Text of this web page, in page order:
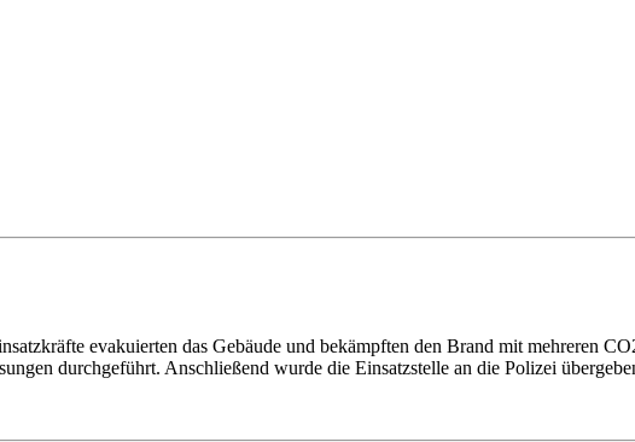
evakuierten das Gebäude und bekämpften den Brand mit mehreren
durchgeführt. Anschließend wurde die Einsatzstelle an die Polizei